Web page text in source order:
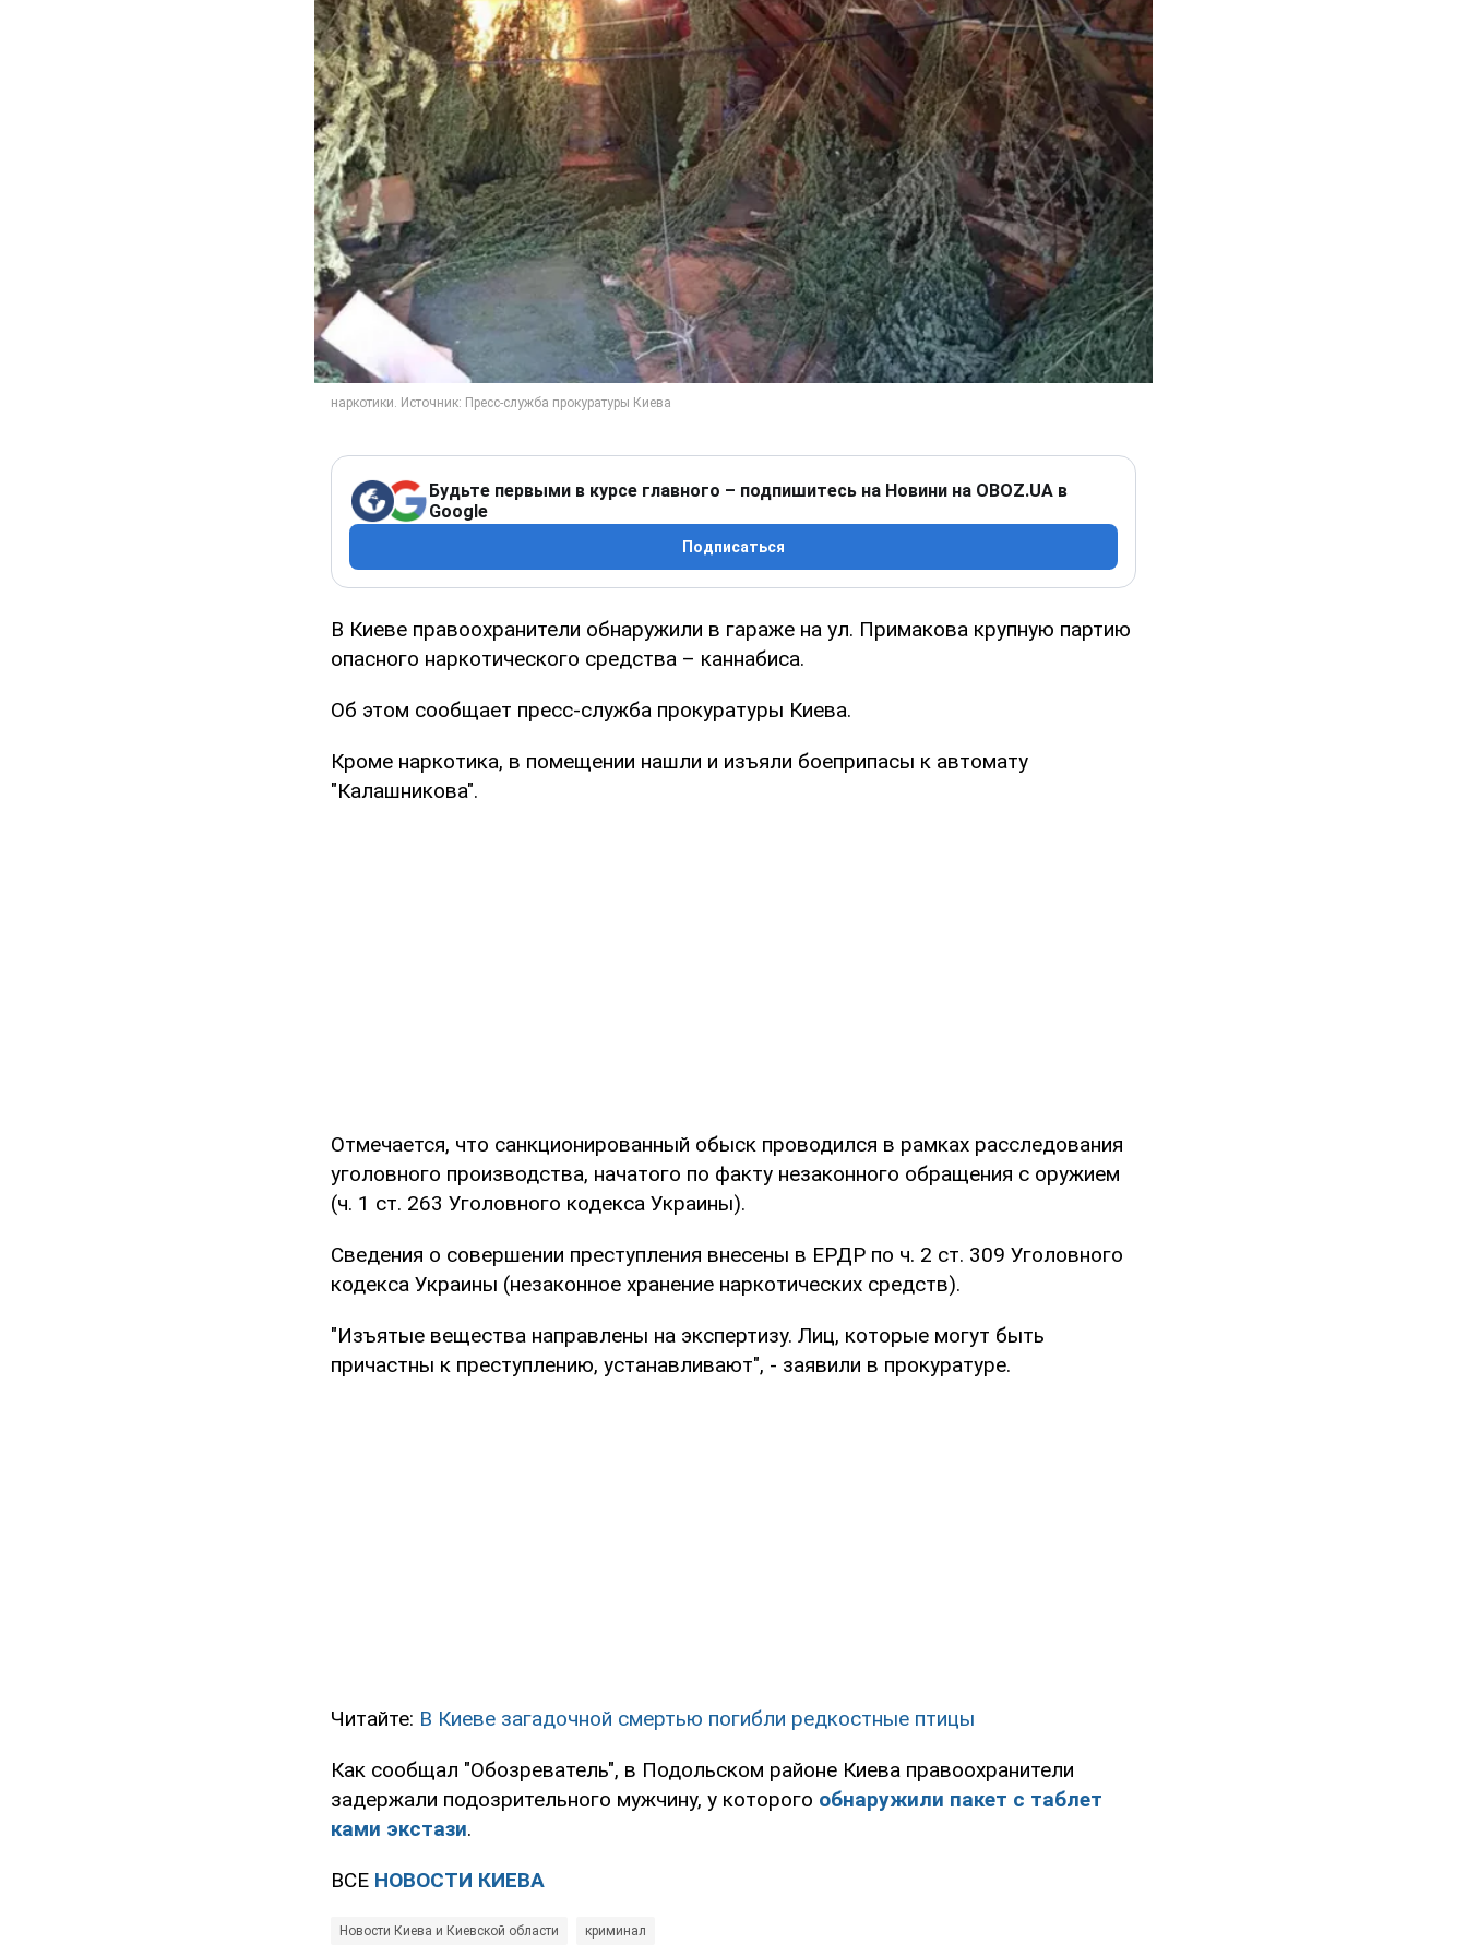
Будьте первыми в курсе главного – подпишитесь на Новини на OBOZ.UA в
Google
Подписаться
В Киеве правоохранители обнаружили в гараже на ул. Примакова крупную партию
опасного наркотического средства – каннабиса.
Об этом сообщает пресс-служба прокуратуры Киева.
Кроме наркотика, в помещении нашли и изъяли боеприпасы к автомату
"Калашникова".
Отмечается, что санкционированный обыск проводился в рамках расследования
уголовного производства, начатого по факту незаконного обращения с оружием
(ч. 1 ст. 263 Уголовного кодекса Украины).
Сведения о совершении преступления внесены в ЕРДР по ч. 2 ст. 309 Уголовного
кодекса Украины (незаконное хранение наркотических средств).
"Изъятые вещества направлены на экспертизу. Лиц, которые могут быть
причастны к преступлению, устанавливают", - заявили в прокуратуре.
Читайте: В Киеве загадочной смертью погибли редкостные птицы
Как сообщал "Обозреватель", в Подольском районе Киева правоохранители
задержали подозрительного мужчину, у которого обнаружили пакет с таблет
ками экстази.
ВСЕ НОВОСТИ КИЕВА
Новости Киева и Киевской области криминал